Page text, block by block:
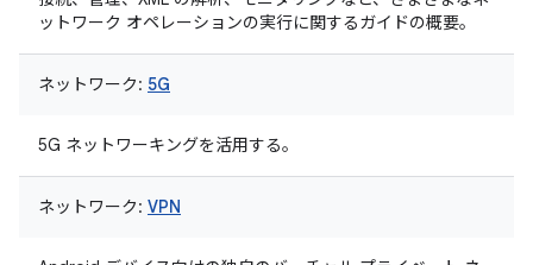
ットワーク オペレーションの実行に関するガイドの概要。
ネットワーク: 5G
5G ネットワーキングを活用する。
ネットワーク: VPN